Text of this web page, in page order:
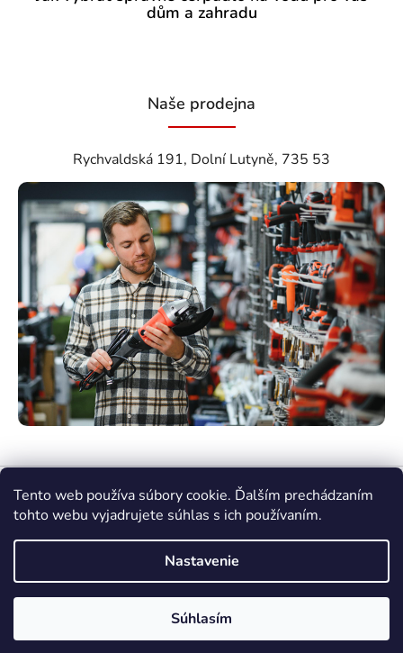
Tento web používa súbory cookie. Ďalším prechádzaním
tohto webu vyjadrujete súhlas s ich používaním.
Nastavenie
Súhlasím
dům a zahradu
Naše prodejna
Rychvaldská 191, Dolní Lutyně, 735 53
Vytvoril Shoptet Premium
nasenaradie.sk
vyhradené.